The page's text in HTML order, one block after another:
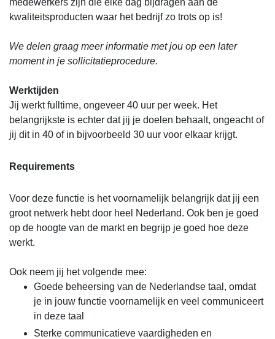
medewerkers zijn die elke dag bijdragen aan de
kwaliteitsproducten waar het bedrijf zo trots op is!
We delen graag meer informatie met jou op een later
moment in je sollicitatieprocedure.
Werktijden
Jij werkt fulltime, ongeveer 40 uur per week. Het
belangrijkste is echter dat jij je doelen behaalt, ongeacht of
jij dit in 40 of in bijvoorbeeld 30 uur voor elkaar krijgt.
Requirements
Voor deze functie is het voornamelijk belangrijk dat jij een
groot netwerk hebt door heel Nederland. Ook ben je goed
op de hoogte van de markt en begrijp je goed hoe deze
werkt.
Ook neem jij het volgende mee:
Goede beheersing van de Nederlandse taal, omdat
je in jouw functie voornamelijk en veel communiceert
in deze taal
Sterke communicatieve vaardigheden en